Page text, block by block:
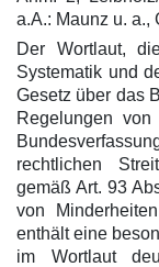
a.A.: Maunz u. a.,
Der Wortlaut,
Systematik und
Gesetz über das
Regelungen
rechtlichen
gemäß Art. 93
von
enthält eine
im Wortlaut